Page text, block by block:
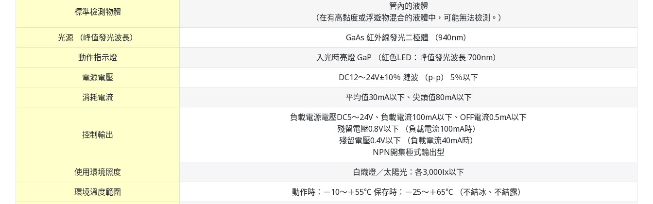
標準檢測物體
管內的液體
（在有高黏度或浮遊物混合的液體中，可能無法檢測。）
光源 （峰值發光波長）
GaAs 紅外線發光二極體 （940nm）
動作指示燈
入光時亮燈 GaP （紅色LED：峰值發光波長 700nm）
電源電壓
DC12～24V±10％ 漣波 （p-p） 5％以下
消耗電流
平均值30mA以下、尖頭值80mA以下
控制輸出
負載電源電壓DC5～24V、負載電流100mA以下、OFF電流0.5mA以下
殘留電壓0.8V以下 （負載電流100mA時）
殘留電壓0.4V以下 （負載電流40mA時）
NPN開集極式輸出型
使用環境照度
白熾燈／太陽光：各3,000lx以下
環境溫度範圍
動作時：－10～＋55℃ 保存時：－25～＋65℃ （不結冰、不結露）